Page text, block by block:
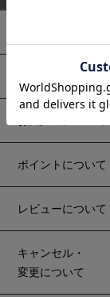
ご注文について
ポイントについて
レビューについて
キャンセル・
変更について